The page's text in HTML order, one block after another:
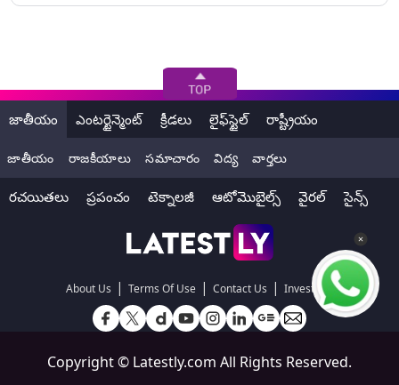
జాతీయం ఎంటర్టైన్మెంట్ క్రీడలు లైఫ్‌స్టైల్ రాష్ట్రీయం
జాతీయం రాజకీయాలు సమాచారం విద్య వార్తలు
రచయితలు ప్రపంచం టెక్నాలజీ ఆటోమొబైల్స్ వైరల్ సైన్స్
About Us | Terms Of Use | Contact Us | Investors
Copyright © Latestly.com All Rights Reserved.